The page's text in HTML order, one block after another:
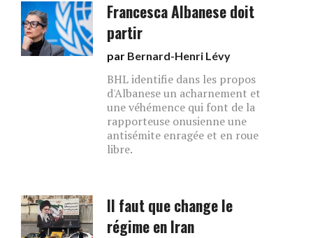
Francesca Albanese doit
partir
par Bernard-Henri Lévy
BHL identifie dans les propos
d'Albanese un acharnement et
une véhémence qui font de la
rapporteuse onusienne une
antisémite enragée et en roue
libre.
Il faut que change le
régime en Iran